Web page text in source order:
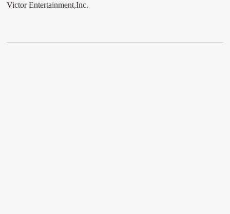
Victor Entertainment,Inc.